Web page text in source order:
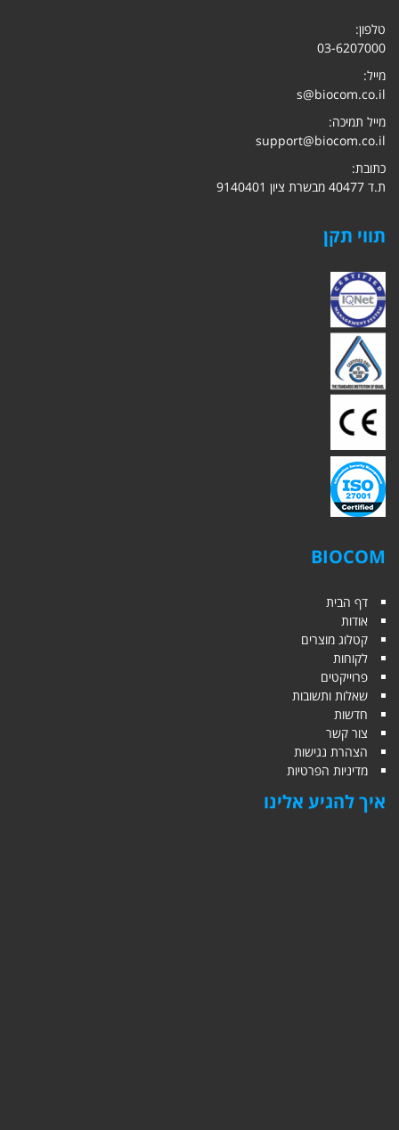
טלפון:
03-6207000
מייל:
s@biocom.co.il
מייל תמיכה:
support@biocom.co.il
כתובת:
ת.ד 40477 מבשרת ציון 9140401
תווי תקן
BIOCOM
דף הבית
אודות
קטלוג מוצרים
לקוחות
פרוייקטים
שאלות ותשובות
חדשות
צור קשר
הצהרת נגישות
מדיניות הפרטיות
איך להגיע אלינו